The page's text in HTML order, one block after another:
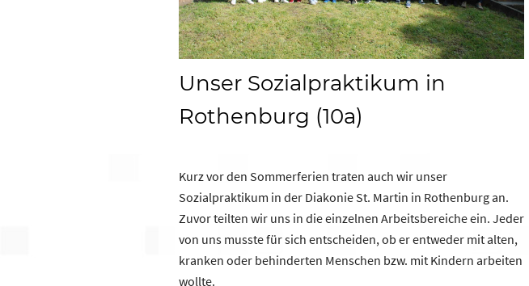
Unser Sozialpraktikum in
Rothenburg (10a)
Kurz vor den Sommerferien traten auch wir unser
Sozialpraktikum in der Diakonie St. Martin in Rothenburg an.
Zuvor teilten wir uns in die einzelnen Arbeitsbereiche ein. Jeder
von uns musste für sich entscheiden, ob er entweder mit alten,
kranken oder behinderten Menschen bzw. mit Kindern arbeiten
wollte.